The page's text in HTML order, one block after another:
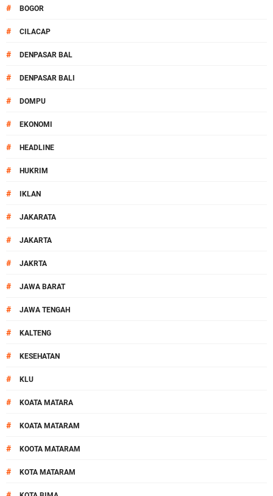
# BOGOR
# CILACAP
# DENPASAR BAL
# DENPASAR BALI
# DOMPU
# EKONOMI
# HEADLINE
# HUKRIM
# IKLAN
# JAKARATA
# JAKARTA
# JAKRTA
# JAWA BARAT
# JAWA TENGAH
# KALTENG
# KESEHATAN
# KLU
# KOATA MATARA
# KOATA MATARAM
# KOOTA MATARAM
# KOTA MATARAM